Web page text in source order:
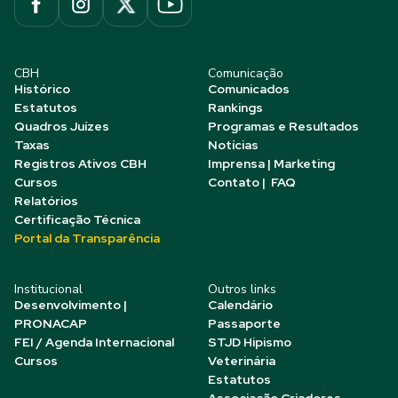
CBH
Histórico
Estatutos
Quadros Juízes
Taxas
Registros Ativos CBH
Cursos
Relatórios
Certificação Técnica
Portal da Transparência
Comunicação
Comunicados
Rankings
Programas e Resultados
Notícias
Imprensa | Marketing
Contato | FAQ
Institucional
Desenvolvimento |
PRONACAP
FEI / Agenda Internacional
Cursos
Outros links
Calendário
Passaporte
STJD Hipismo
Veterinária
Estatutos